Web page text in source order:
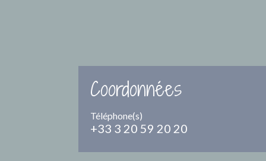
Coordonnées
Téléphone(s)
+33 3 20 59 20 20